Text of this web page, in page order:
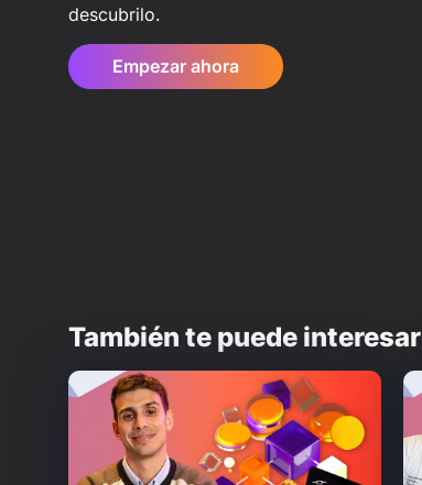
descubrilo.
Empezar ahora
También te puede interesar